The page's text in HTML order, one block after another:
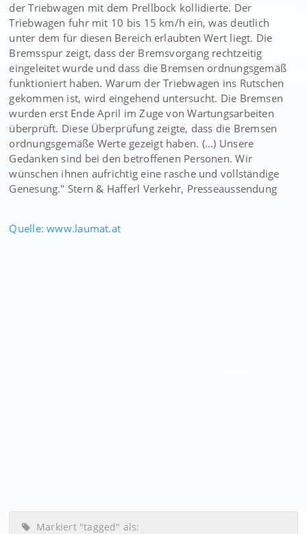
der Triebwagen mit dem Prellbock kollidierte. Der
Triebwagen fuhr mit 10 bis 15 km/h ein, was deutlich
unter dem für diesen Bereich erlaubten Wert liegt. Die
Bremsspur zeigt, dass der Bremsvorgang rechtzeitig
eingeleitet wurde und dass die Bremsen ordnungsgemäß
funktioniert haben. Warum der Triebwagen ins Rutschen
gekommen ist, wird eingehend untersucht. Die Bremsen
wurden erst Ende April im Zuge von Wartungsarbeiten
überprüft. Diese Überprüfung zeigte, dass die Bremsen
ordnungsgemäße Werte gezeigt haben. (...) Unsere
Gedanken sind bei den betroffenen Personen. Wir
wünschen ihnen aufrichtig eine rasche und vollständige
Genesung." Stern & Hafferl Verkehr, Presseaussendung
Quelle: www.laumat.at
Markiert "tagged" als: